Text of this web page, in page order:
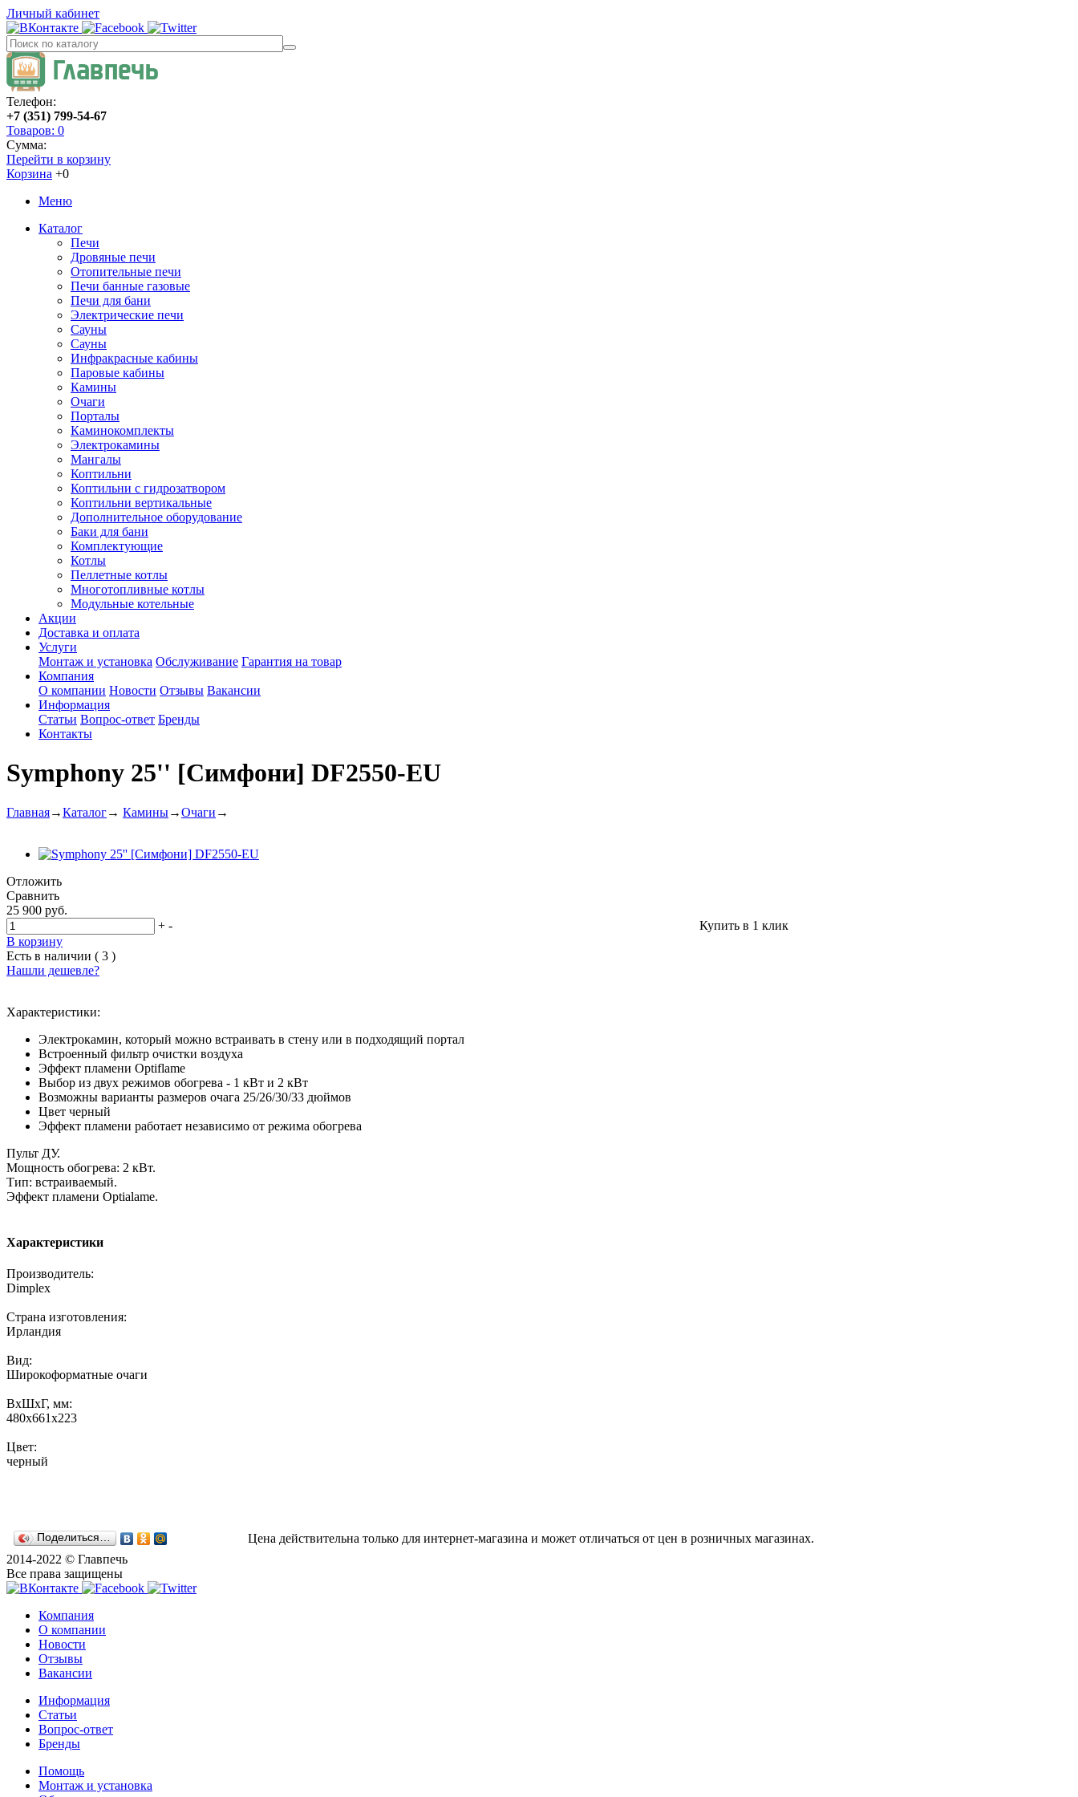
Личный кабинет
Телефон:
+7 (351) 799-54-67
Товаров: 0
Сумма:
Перейти в корзину
Корзина +0
Меню
Каталог
Печи
Дровяные печи
Отопительные печи
Печи банные газовые
Печи для бани
Электрические печи
Сауны
Сауны
Инфракрасные кабины
Паровые кабины
Камины
Очаги
Порталы
Каминокомплекты
Электрокамины
Мангалы
Коптильни
Коптильни с гидрозатвором
Коптильни вертикальные
Дополнительное оборудование
Баки для бани
Комплектующие
Котлы
Пеллетные котлы
Многотопливные котлы
Модульные котельные
Акции
Доставка и оплата
Услуги
Монтаж и установка Обслуживание Гарантия на товар
Компания
О компании Новости Отзывы Вакансии
Информация
Статьи Вопрос-ответ Бренды
Контакты
Symphony 25'' [Симфони] DF2550-EU
Главная→Каталог→ Камины→Очаги →
Отложить
Сравнить
25 900 руб.
+ -
В корзину
Купить в 1 клик
Есть в наличии ( 3 )
Нашли дешевле?
Характеристики:
Электрокамин, который можно встраивать в стену или в подходящий портал
Встроенный фильтр очистки воздуха
Эффект пламени Optiflame
Выбор из двух режимов обогрева - 1 кВт и 2 кВт
Возможны варианты размеров очага 25/26/30/33 дюймов
Цвет черный
Эффект пламени работает независимо от режима обогрева
Пульт ДУ.
Мощность обогрева: 2 кВт.
Тип: встраиваемый.
Эффект пламени Optiаlame.
Характеристики
Производитель:
Dimplex
Страна изготовления:
Ирландия
Вид:
Широкоформатные очаги
ВхШхГ, мм:
480х661х223
Цвет:
черный
Поделиться…
Цена действительна только для интернет-магазина и может отличаться от цен в розничных магазинах.
2014-2022 © Главпечь
Все права защищены
Компания
О компании
Новости
Отзывы
Вакансии
Информация
Статьи
Вопрос-ответ
Бренды
Помощь
Монтаж и установка